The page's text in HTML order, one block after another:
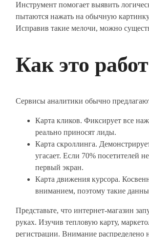
Инструмент помогает выявить
пытаются нажать на обычную
Исправив такие мелочи, можно
Как это
Сервисы аналитики обычно
Карта кликов. Фиксирует все
реально приносят лиды.
Карта скроллинга.
угасает. Если 70% посетителей
первый экран.
Карта движения курсора.
вниманием, поэтому такие
Представьте, что интернет-магазин
руках. Изучив тепловую карту,
регистрации. Внимание распределено